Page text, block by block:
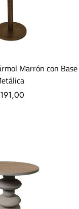
Marrón con Base